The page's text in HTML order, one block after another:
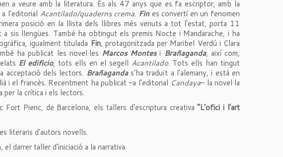
a veure amb la literatura. És als 47 anys que es fa escriptor, amb la
l’editorial Acantilado/quaderns crema. Fines convertí en un fenomen
posició en la llista dels llibres més venuts a tot l’estat, porta 11
sis llengües. També ha obtingut els premis Nocte i Mandarache, i ha
igualment titulada Fin, protagonitzada per Maribel Verdú i Clara
ha publicat les novel·les Marcos Montesi Brañaganda, així com,
El edificio, tots ells en el segell Acantilado. Tots ells han tingut
acceptació dels lectors. Brañagandas’ha traduït a l’alemany, i està en
i el francès. Recentment ha publicat –a l’editorial Candaya– la novel·la
per la crítica i els lectors.
Fort Pienc, de Barcelona, els tallers d’escriptura creativa“L’ofici i l’art
literaris d’autors novells.
darrer taller d’iniciació a la narrativa.